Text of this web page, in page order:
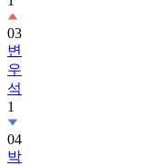
03
변
우
석
1
04
박